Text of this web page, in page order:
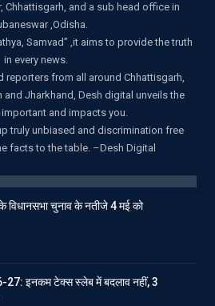
Chhattisgarh, and a sub head office in
,Odisha.
Samvad” ,it aims to provide the truth
in every news.
reporters from all around Chhattisgarh,
and Jharkhand, Desh digital unveils the
and impacts you.
truly unbiased and discrimination free
facts to the table. –Desh Digital
विधानसभा चुनाव के नतीजे 4 मई को
इनकम टेक्स स्लेब में बदलाव नहीं, 3